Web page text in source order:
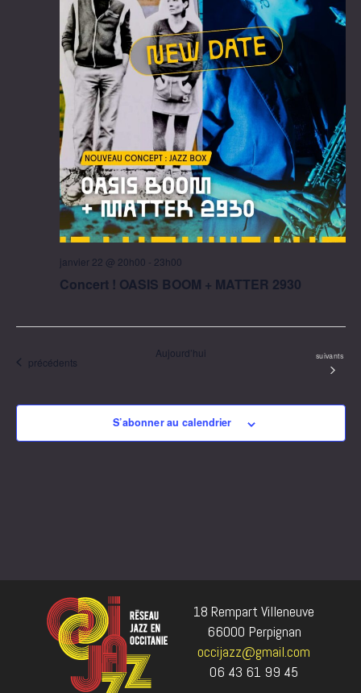
janvier 22 @ 20h00 - 23h00
Concert ! OASIS BOOM + MATTER 2930
Évènements
précédents
Aujourd’hui Évènements
suivants
S’abonner au calendrier
18 Rempart Villeneuve
66000 Perpignan
occijazz@gmail.com
06 43 61 99 45